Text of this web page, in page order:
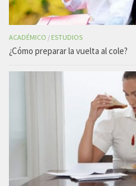
ACADÉMICO / ESTUDIOS
¿Cómo preparar la vuelta al cole?